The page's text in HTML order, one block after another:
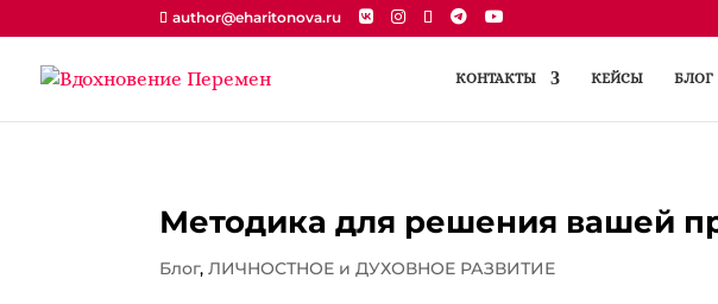
author@eharitonova.ru
КОНТАКТЫ КЕЙСЫ БЛОГ
Методика для решения вашей
Блог,ЛИЧНОСТНОЕ и ДУХОВНОЕ РАЗВИТИЕ